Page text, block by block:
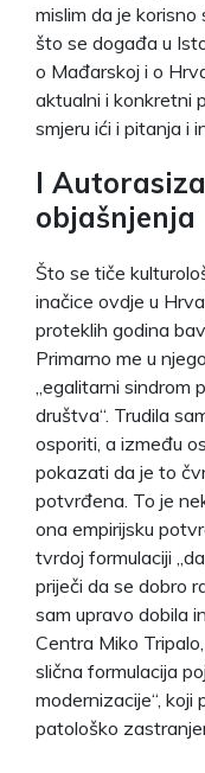
mislim da je
što se događa u
o Mađarskoj i o
aktualni i konkretni
smjeru ići i pitanja i
I
objašnjenja
Što se tiče
inačice ovdje u
proteklih godina
Primarno me u
„egalitarni
društva“. Trudila
osporiti, a između
pokazati da je to
potvrđena. To je
ona empirijsku
tvrdoj formulaciji
priječi da se dobro
sam upravo dobila
Centra Miko
slična formulacija
modernizacije“, koji
patološko